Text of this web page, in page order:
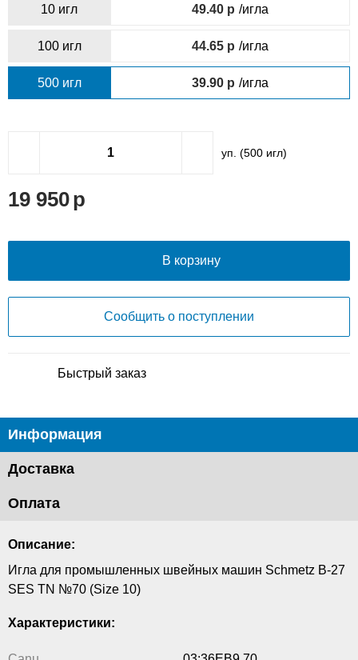
10 игл 49.40 /игла
100 игл 44.65 /игла
500 игл 39.90 /игла
уп. (500игл)
19 950
В корзину
Сообщить о поступлении
Быстрый заказ
Информация
Доставка
Оплата
Описание:
Игла для промышленных швейных машин Schmetz B-27
SES TN №70 (Size 10)
Характеристики: